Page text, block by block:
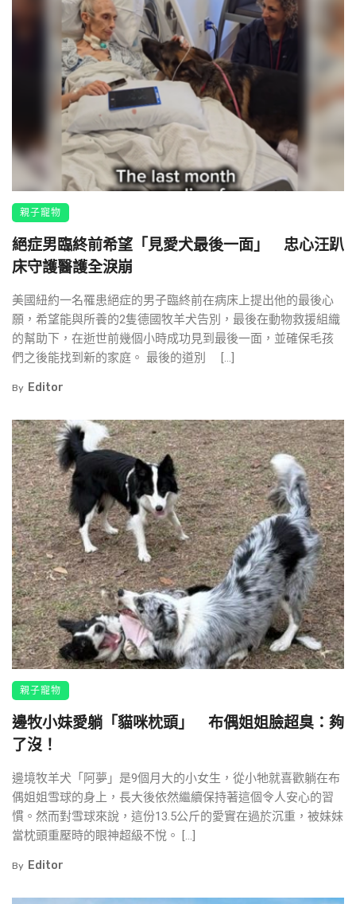
親子寵物
絕症男臨終前希望「見愛犬最後一面」 忠心汪趴
床守護醫護全淚崩
美國紐約一名罹患絕症的男子臨終前在病床上提出他的最後心
願，希望能與所養的2隻德國牧羊犬告別，最後在動物救援組織
的幫助下，在逝世前幾個小時成功見到最後一面，並確保毛孩
們之後能找到新的家庭。 最後的道別 […]
By Editor
親子寵物
邊牧小妹愛躺「貓咪枕頭」 布偶姐姐臉超臭：夠
了沒！
邊境牧羊犬「阿夢」是9個月大的小女生，從小牠就喜歡躺在布
偶姐姐雪球的身上，長大後依然繼續保持著這個令人安心的習
慣。然而對雪球來說，這份13.5公斤的愛實在過於沉重，被妹妹
當枕頭重壓時的眼神超級不悅。 […]
By Editor